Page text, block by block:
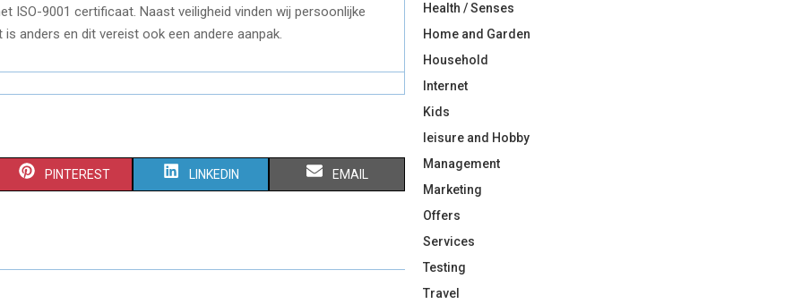
ISO-9001 certificaat. Naast veiligheid vinden wij persoonlijke
anders en dit vereist ook een andere aanpak.
S
R
PINTEREST S
R
LINKEDIN S
R
EMAIL
Health / Senses
Home and Garden
Household
Internet
Kids
leisure and Hobby
Management
Marketing
Offers
Services
Testing
Travel